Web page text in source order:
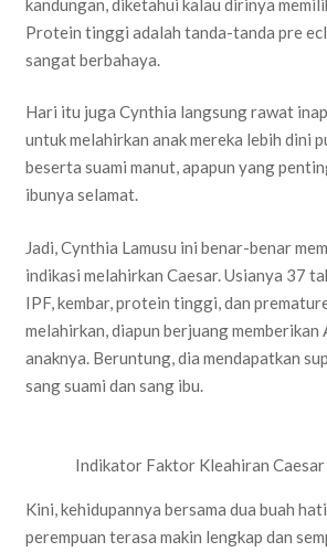
kandungan, diketahui kalau dirinya
Protein tinggi adalah tanda-tanda pre
sangat berbahaya.
Hari itu juga Cynthia langsung rawat
untuk melahirkan anak mereka lebih dini
beserta suami manut, apapun yang
ibunya selamat.
Jadi, Cynthia Lamusu ini benar-benar
indikasi melahirkan Caesar. Usianya 37
IPF, kembar, protein tinggi, dan
melahirkan, diapun berjuang memberikan
anaknya. Beruntung, dia mendapatkan
sang suami dan sang ibu.
Indikator Faktor Kleahiran Caesar
Kini, kehidupannya bersama dua buah
perempuan terasa makin lengkap dan